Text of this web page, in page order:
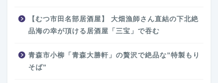
【むつ市田名部居酒屋】 大畑漁師さん直結の下北絶
品海の幸が頂ける居酒屋「三宝」で吞む
青森市小柳「青森大勝軒」の贅沢で絶品な”特製もり
そば”